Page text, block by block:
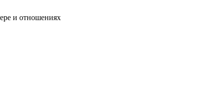
и отношениях